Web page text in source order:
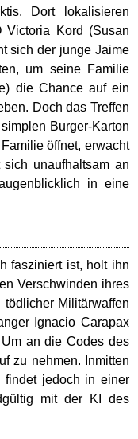
Dort lokalisieren
Victoria Kord (Susan
sich der junge Jaime
um seine Familie
die Chance auf ein
Doch das Treffen
Burger-Karton
öffnet, erwacht
unaufhaltsam an
in eine
fasziniert ist, holt ihn
Verschwinden ihres
Militärwaffen
Ignacio Carapax
an die Codes des
zu nehmen. Inmitten
findet jedoch in einer
mit der KI des